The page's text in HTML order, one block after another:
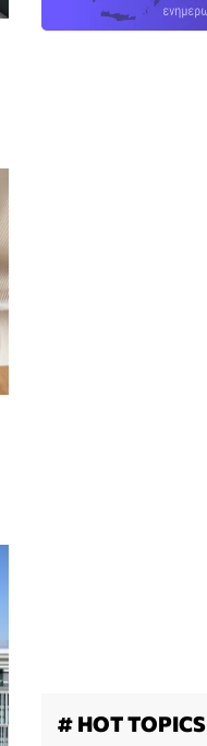
# HOT TOPICS